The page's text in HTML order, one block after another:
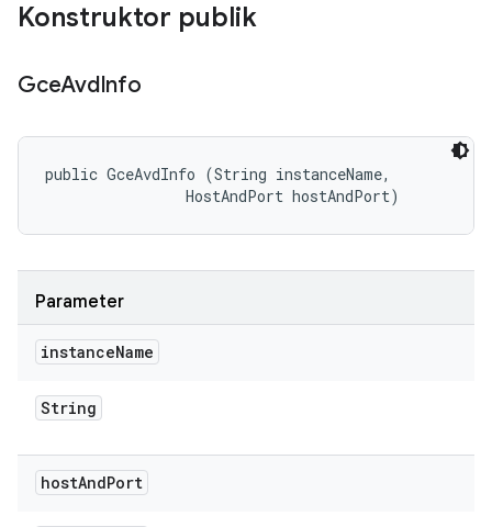
Konstruktor publik
GceAvdInfo
public GceAvdInfo (String instanceName,
                HostAndPort hostAndPort)
Parameter
instanceName
String
hostAndPort